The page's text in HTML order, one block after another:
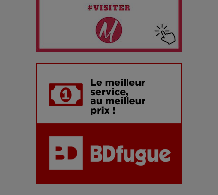
Les dessous de la fast fashion : un désastre écologique en
7 Techniques Secrètes des Photographes de Stars
Adieu Jean-Pat : rire au bord du précipice